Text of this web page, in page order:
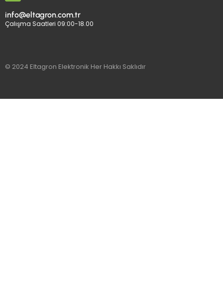
info@eltagron.com.tr
Çalışma Saatleri 09:00-18.00
© 2024 Eltagron Elektronik Her Hakkı Saklıdır